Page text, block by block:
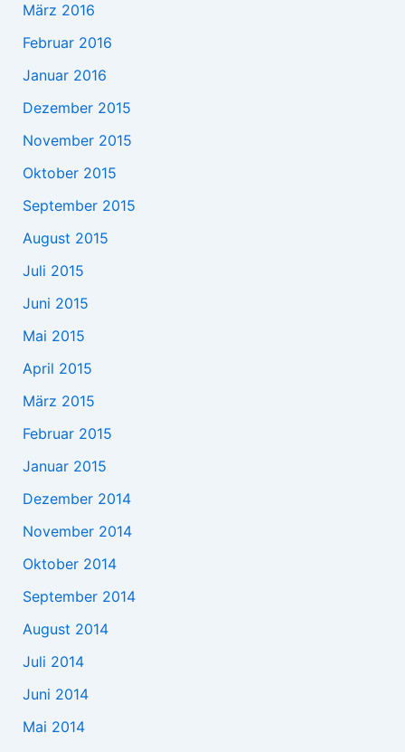
März 2016
Februar 2016
Januar 2016
Dezember 2015
November 2015
Oktober 2015
September 2015
August 2015
Juli 2015
Juni 2015
Mai 2015
April 2015
März 2015
Februar 2015
Januar 2015
Dezember 2014
November 2014
Oktober 2014
September 2014
August 2014
Juli 2014
Juni 2014
Mai 2014